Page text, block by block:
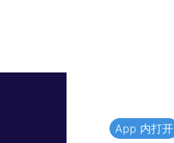
App 内打开